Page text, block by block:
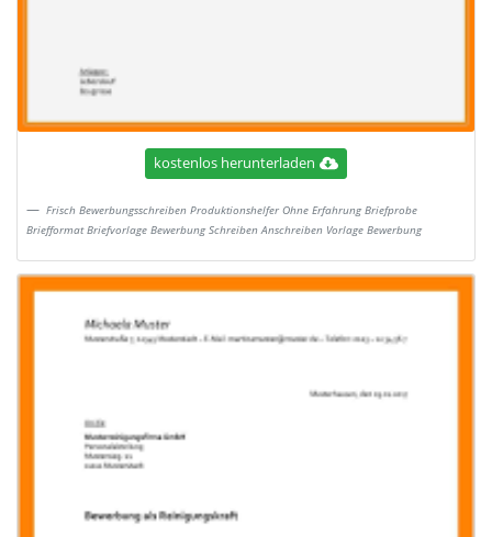
kostenlos herunterladen
Frisch Bewerbungsschreiben Produktionshelfer Ohne Erfahrung Briefprobe
Briefformat Briefvorlage Bewerbung Schreiben Anschreiben Vorlage Bewerbung